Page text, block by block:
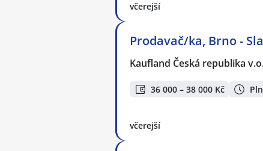
včerejší
Prodavač/ka, Brno -
Kaufland Česká republika
36 000 – 38 000 Kč
včerejší